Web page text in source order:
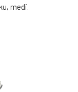
medi.